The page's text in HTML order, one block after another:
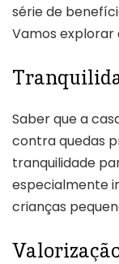
série de
Vamos explorar
Saber que a
contra quedas
tranquilidade
especialmente
crianças